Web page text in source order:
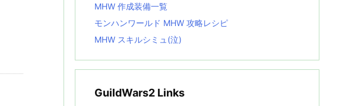
MHW 作成装備一覧
モンハンワールド MHW 攻略レシピ
MHW スキルシミュ(泣)
GuildWars2 Links